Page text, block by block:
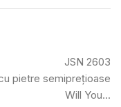
JSN 2603
pietre semiprețioase
Will You...